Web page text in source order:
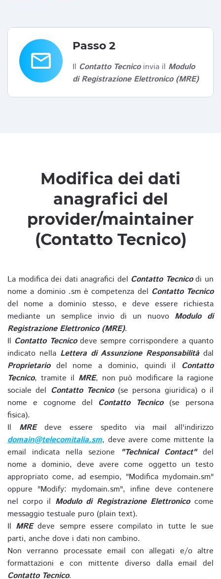
email
Passo 2
Il Contatto Tecnicoinvia il Modulo
di Registrazione Elettronico (MRE)
Modifica dei dati
anagrafici del
provider/maintainer
(Contatto Tecnico)
La modifica dei dati anagrafici del Contatto Tecnicodi un
nome a dominio .sm è competenza del Contatto Tecnico
del nome a dominio stesso, e deve essere richiesta
mediante un semplice invio di un nuovo Modulo di
Registrazione Elettronico (MRE).
Il Contatto Tecnicodeve sempre corrispondere a quanto
indicato nella Lettera di Assunzione Responsabilitàdal
Proprietariodel nome a dominio, quindi il Contatto
Tecnico, tramite il MRE, non può modificare la ragione
sociale del Contatto Tecnico(se persona giuridica) o il
nome e cognome del Contatto Tecnico(se persona
fisica).
Il MREdeve essere spedito via mail all'indirizzo
domain@telecomitalia.sm, deve avere come mittente la
email indicata nella sezione
"Technical Contact"del
nome a dominio, deve avere come oggetto un testo
appropriato come, ad esempio, "Modifica mydomain.sm"
oppure "Modify: mydomain.sm", infine deve contenere
nel corpo il Modulo di Registrazione Elettronicocome
messaggio testuale puro (plain text).
Il MREdeve sempre essere compilato in tutte le sue
parti, anche dove i dati non cambino.
Non verranno processate email con allegati e/o altre
formattazioni e con mittente diverso dalla email del
Contatto Tecnico.